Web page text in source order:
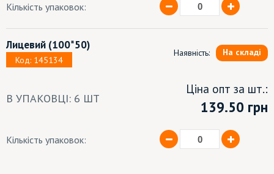
Кількість упаковок:
Лицевий (100*50)
Код: 145134
Наявність: На складі
В УПАКОВЦІ: 6 ШТ
Ціна опт за шт.:
139.50 грн
Кількість упаковок: